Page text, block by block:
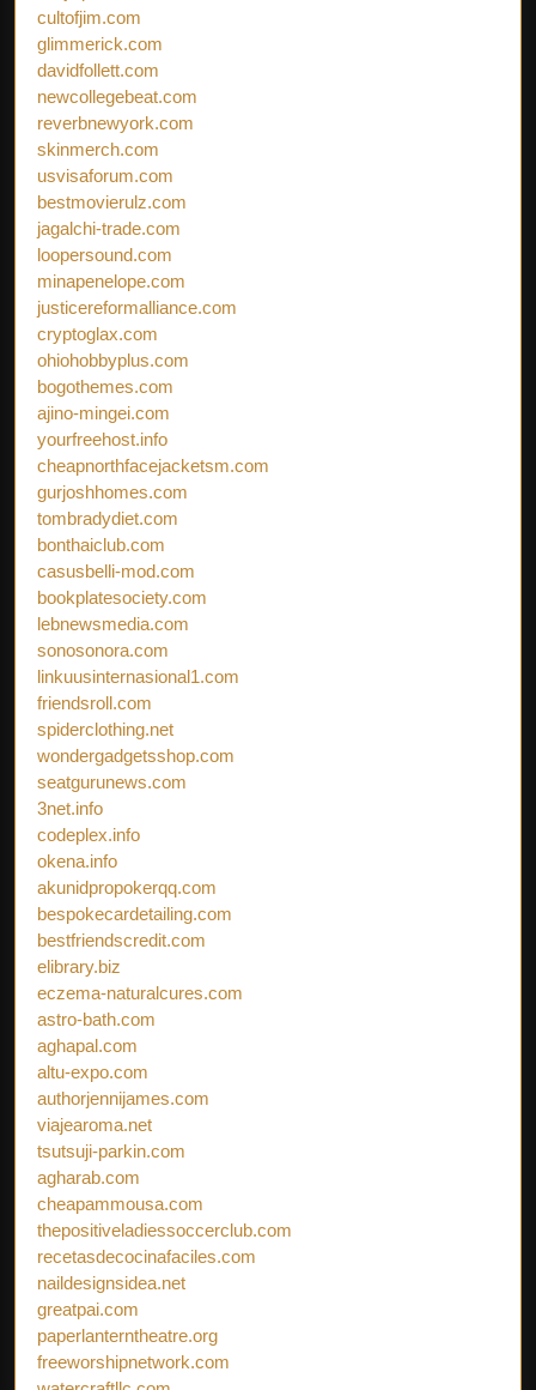
cultofjim.com
glimmerick.com
davidfollett.com
newcollegebeat.com
reverbnewyork.com
skinmerch.com
usvisaforum.com
bestmovierulz.com
jagalchi-trade.com
loopersound.com
minapenelope.com
justicereformalliance.com
cryptoglax.com
ohiohobbyplus.com
bogothemes.com
ajino-mingei.com
yourfreehost.info
cheapnorthfacejacketsm.com
gurjoshhomes.com
tombradydiet.com
bonthaiclub.com
casusbelli-mod.com
bookplatesociety.com
lebnewsmedia.com
sonosonora.com
linkuusinternasional1.com
friendsroll.com
spiderclothing.net
wondergadgetsshop.com
seatgurunews.com
3net.info
codeplex.info
okena.info
akunidpropokerqq.com
bespokecardetailing.com
bestfriendscredit.com
elibrary.biz
eczema-naturalcures.com
astro-bath.com
aghapal.com
altu-expo.com
authorjennijames.com
viajearoma.net
tsutsuji-parkin.com
agharab.com
cheapammousa.com
thepositiveladiessoccerclub.com
recetasdecocinafaciles.com
naildesignsidea.net
greatpai.com
paperlanterntheatre.org
freeworshipnetwork.com